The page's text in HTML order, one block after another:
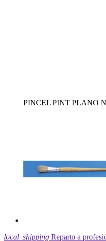
PINCEL PINT PLANO
local_shipping Reparto a